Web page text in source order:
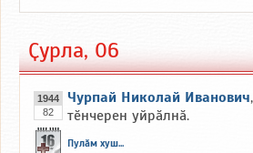
Ҫурла, 06
1944
82
Чурпай Николай Иванович
тӗнчерен уйрӑлнӑ.
Пулӑм хуш...